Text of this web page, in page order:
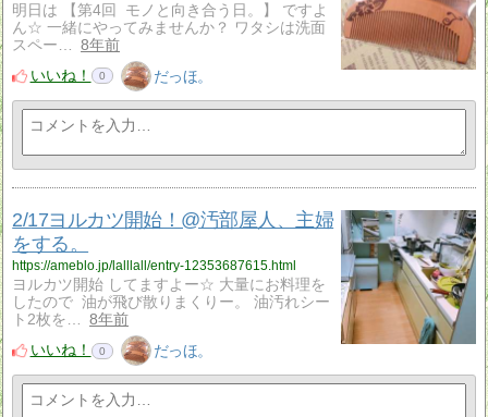
明日は 【第4回 モノと向き合う日。】 ですよ
ん☆ 一緒にやってみませんか？ ワタシは洗面
スペー…
8年前
いいね！
0 だっほ。
2/17ヨルカツ開始！@汚部屋人、主婦
をする。
https://ameblo.jp/lalllall/entry-12353687615.html
ヨルカツ開始 してますよー☆ 大量にお料理を
したので 油が飛び散りまくりー。 油汚れシー
ト2枚を…
8年前
いいね！
0 だっほ。